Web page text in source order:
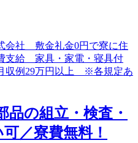
品の組立・検査・
／寮費無料！